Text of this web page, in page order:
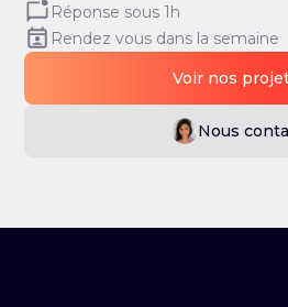
Réponse sous 1h
Rendez vous dans la semaine
Voir nos
Nous